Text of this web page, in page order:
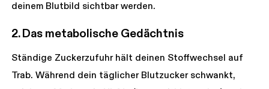
deinem Blutbild sichtbar werden.
2. Das metabolische Gedächtnis
Ständige Zuckerzufuhr hält deinen Stoffwechsel auf
Trab. Während dein täglicher Blutzucker schwankt,